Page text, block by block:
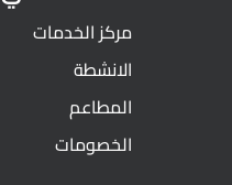
مركز الخدمات
الانشطة
المطاعم
الخصومات